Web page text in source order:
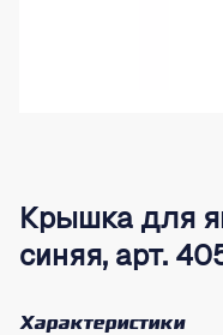
Крышка для
синяя, арт.
Характеристики